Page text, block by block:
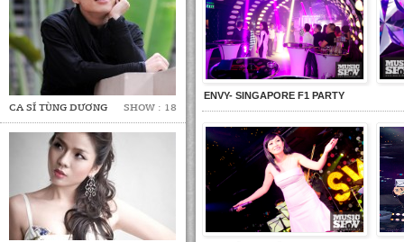
CA SĨ TÙNG DƯƠNG SHOW : 18
ENVY- SINGAPORE F1 PARTY